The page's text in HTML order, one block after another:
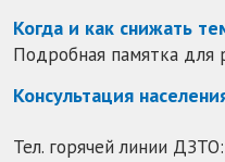
Когда и как снижать
Подробная памятка для
Консультация
Тел. горячей линии ДЗТО: